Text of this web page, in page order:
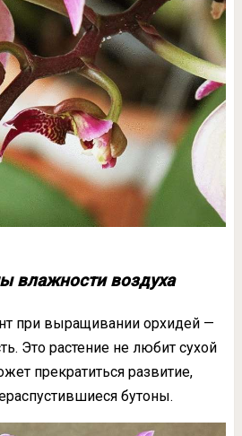
влажности воздуха
при выращивании орхидей —
Это растение не любит сухой
прекратиться развитие,
бутоны.